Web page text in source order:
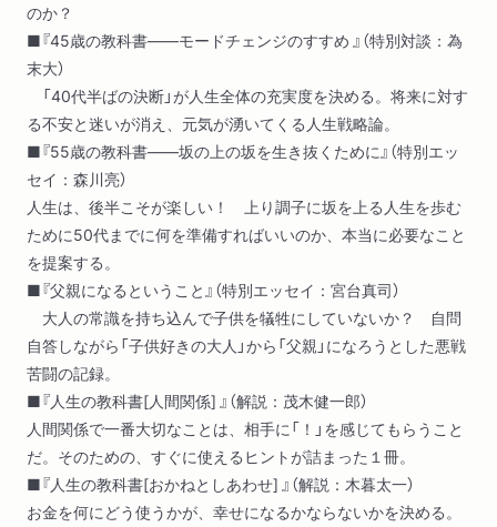
のか？
■『45歳の教科書――モードチェンジのすすめ 』（特別対談：為
末大）
「40代半ばの決断」が人生全体の充実度を決める。将来に対す
る不安と迷いが消え、元気が湧いてくる人生戦略論。
■『55歳の教科書――坂の上の坂を生き抜くために』（特別エッ
セイ：森川亮）
人生は、後半こそが楽しい！ 上り調子に坂を上る人生を歩む
ために50代までに何を準備すればいいのか、本当に必要なこと
を提案する。
■『父親になるということ』（特別エッセイ：宮台真司）
大人の常識を持ち込んで子供を犠牲にしていないか？ 自問
自答しながら「子供好きの大人」から「父親」になろうとした悪戦
苦闘の記録。
■『人生の教科書[人間関係] 』（解説：茂木健一郎）
人間関係で一番大切なことは、相手に「！」を感じてもらうこと
だ。そのための、すぐに使えるヒントが詰まった１冊。
■『人生の教科書[おかねとしあわせ] 』（解説：木暮太一）
お金を何にどう使うかが、幸せになるかならないかを決める。